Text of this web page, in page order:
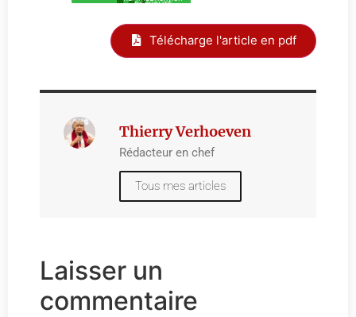
Télécharge l'article en pdf
Thierry Verhoeven
Rédacteur en chef
Tous mes articles
Laisser un
commentaire